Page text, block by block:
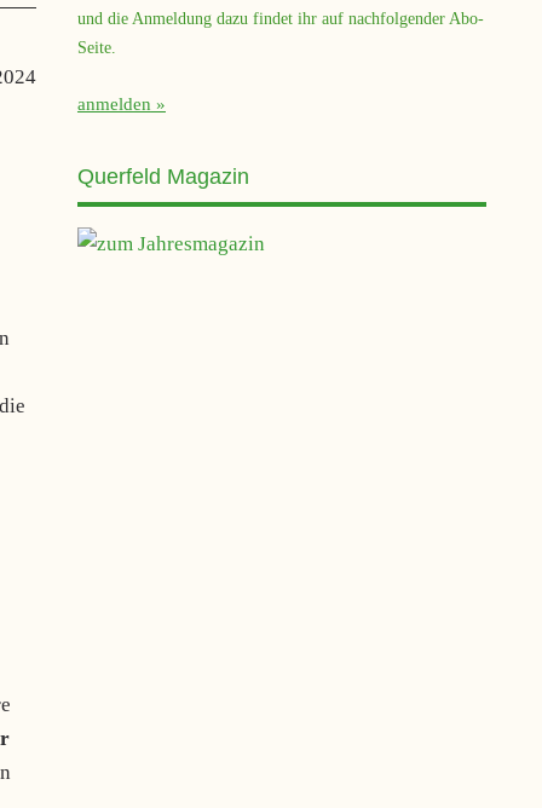
und die Anmeldung dazu findet ihr auf nachfolgender Abo-
Seite.
anmelden
Querfeld Magazin